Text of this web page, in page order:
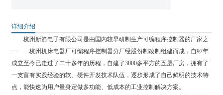
详细介绍
杭州新箭电子有限公司是由国内较早研制生产可编程序控制器的厂家之
一——杭州机床电器厂可编程序控制器分厂经股份制改制组建而成，自97年
成立至今已走过了二十多年的历程，自建了3000多平方的五层厂房，拥有了
一支富有实践经验的软、硬件开发技术队伍，逐步形成了自己鲜明的技术特
点，能快速为用户量身定做多功能、低成本的工业控制解决方案。